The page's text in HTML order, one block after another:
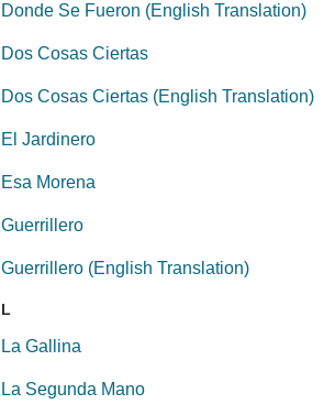
Donde Se Fueron (English Translation)
Dos Cosas Ciertas
Dos Cosas Ciertas (English Translation)
El Jardinero
Esa Morena
Guerrillero
Guerrillero (English Translation)
L
La Gallina
La Segunda Mano